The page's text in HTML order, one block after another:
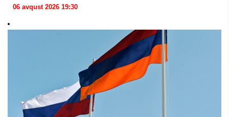
06 avqust 2026 19:30